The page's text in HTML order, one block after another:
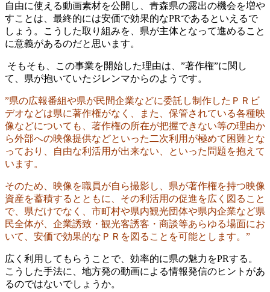
自由に使える動画素材を公開し、青森県の露出の機会を増や
すことは、最終的には安価で効果的なPRであるといえるで
しょう。こうした取り組みを、県が主体となって進めること
に意義があるのだと思います。
そもそも、この事業を開始した理由は、”著作権”に関し
て、県が抱いていたジレンマからのようです。
”県の広報番組や県が民間企業などに委託し制作したＰＲビ
デオなどは県に著作権がなく、また、保管されている各種映
像などについても、著作権の所在が把握できない等の理由か
ら外部への映像提供などといった二次利用が極めて困難とな
っており、自由な利活用が出来ない、といった問題を抱えて
います。
そのため、映像を職員が自ら撮影し、県が著作権を持つ映像
資産を蓄積するとともに、その利活用の促進を広く図ること
で、県だけでなく、市町村や県内観光団体や県内企業など県
民全体が、企業誘致・観光客誘客・商談等あらゆる場面にお
いて、安価で効果的なＰＲを図ることを可能とします。”
広く利用してもらうことで、効率的に県の魅力をPRする。
こうした手法に、地方発の動画による情報発信のヒントがあ
るのではないでしょうか。